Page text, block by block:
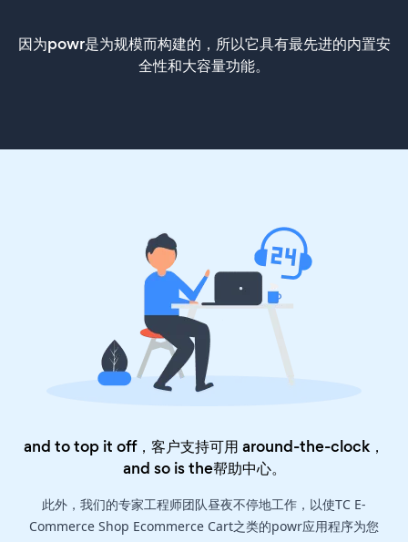
因为powr是为规模而构建的，所以它具有最先进的内置安
全性和大容量功能。
and to top it off，客户支持可用 around-the-clock，
and so is the帮助中心。
此外，我们的专家工程师团队昼夜不停地工作，以使TC E-
Commerce Shop Ecommerce Cart之类的powr应用程序为您